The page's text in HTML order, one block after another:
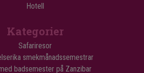
Hotell
Kategorier
Safariresor
smekmånadssemestrar
badsemester på Zanzibar